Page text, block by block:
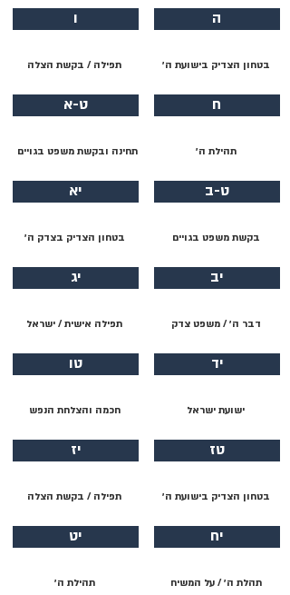
ה
בטחון הצדיק בישועת ה׳
ח
תהילת ה׳
ט-ב
בקשת משפט בגויים
יב
דבר ה׳ / משפט צדק
יד
ישועת ישראל
טז
בטחון הצדיק בישועת ה׳
יח
תהלת ה׳ / על המשיח
ו
תפילה / בקשת הצלה
ט-א
תחינה ובקשת משפט בגויים
יא
בטחון הצדיק בצדק ה׳
יג
תפילה אישית / ישראל
טו
חכמה והצלחת הנפש
יז
תפילה / בקשת הצלה
יט
תהילת ה׳